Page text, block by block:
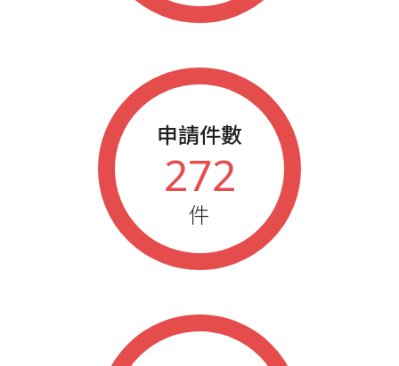
申請件數
272
件